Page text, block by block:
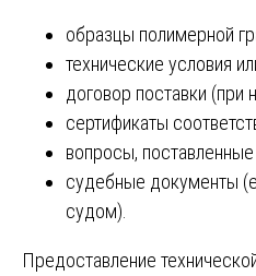
образцы полимерной
технические условия
договор поставки (при
сертификаты
вопросы,
судебные документы
судом).
Предоставление